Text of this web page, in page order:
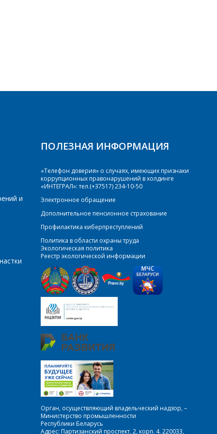
и
ПОЛЕЗНАЯ ИНФОРМАЦИЯ
«Телефон доверия» о случаях, имеющих признаки
коррупционных правонарушений в холдинге
«ИНТЕГРАЛ»: тел.(+37517) 234-10-50
Электронное обращение
Дополнительное пенсионное страхование
Профилактика киберпреступлений
Политика в области охраны труда
Экологическая политика
Реестр экологической информации
Орган, осуществляющий владельческий надзор, –
Министерство промышленности
Республики Беларусь
Адрес: Партизанский проспект, 2, корп. 4. 220033,